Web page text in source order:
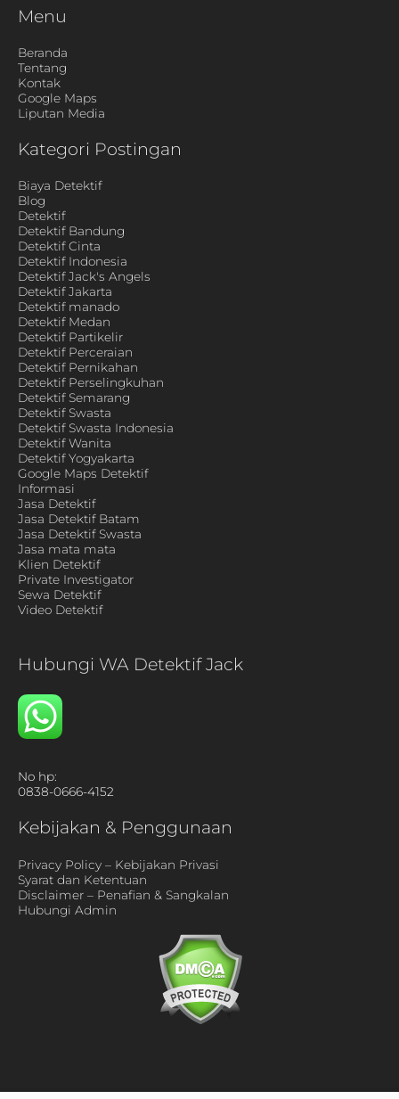
Menu
Beranda
Tentang
Kontak
Google Maps
Liputan Media
Kategori Postingan
Biaya Detektif
Blog
Detektif
Detektif Bandung
Detektif Cinta
Detektif Indonesia
Detektif Jack's Angels
Detektif Jakarta
Detektif manado
Detektif Medan
Detektif Partikelir
Detektif Perceraian
Detektif Pernikahan
Detektif Perselingkuhan
Detektif Semarang
Detektif Swasta
Detektif Swasta Indonesia
Detektif Wanita
Detektif Yogyakarta
Google Maps Detektif
Informasi
Jasa Detektif
Jasa Detektif Batam
Jasa Detektif Swasta
Jasa mata mata
Klien Detektif
Private Investigator
Sewa Detektif
Video Detektif
Hubungi WA Detektif Jack
No hp:
0838-0666-4152
Kebijakan & Penggunaan
Privacy Policy – Kebijakan Privasi
Syarat dan Ketentuan
Disclaimer – Penafian & Sangkalan
Hubungi Admin